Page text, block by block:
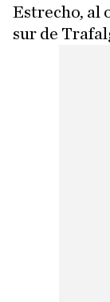
Estrecho, al
sur de